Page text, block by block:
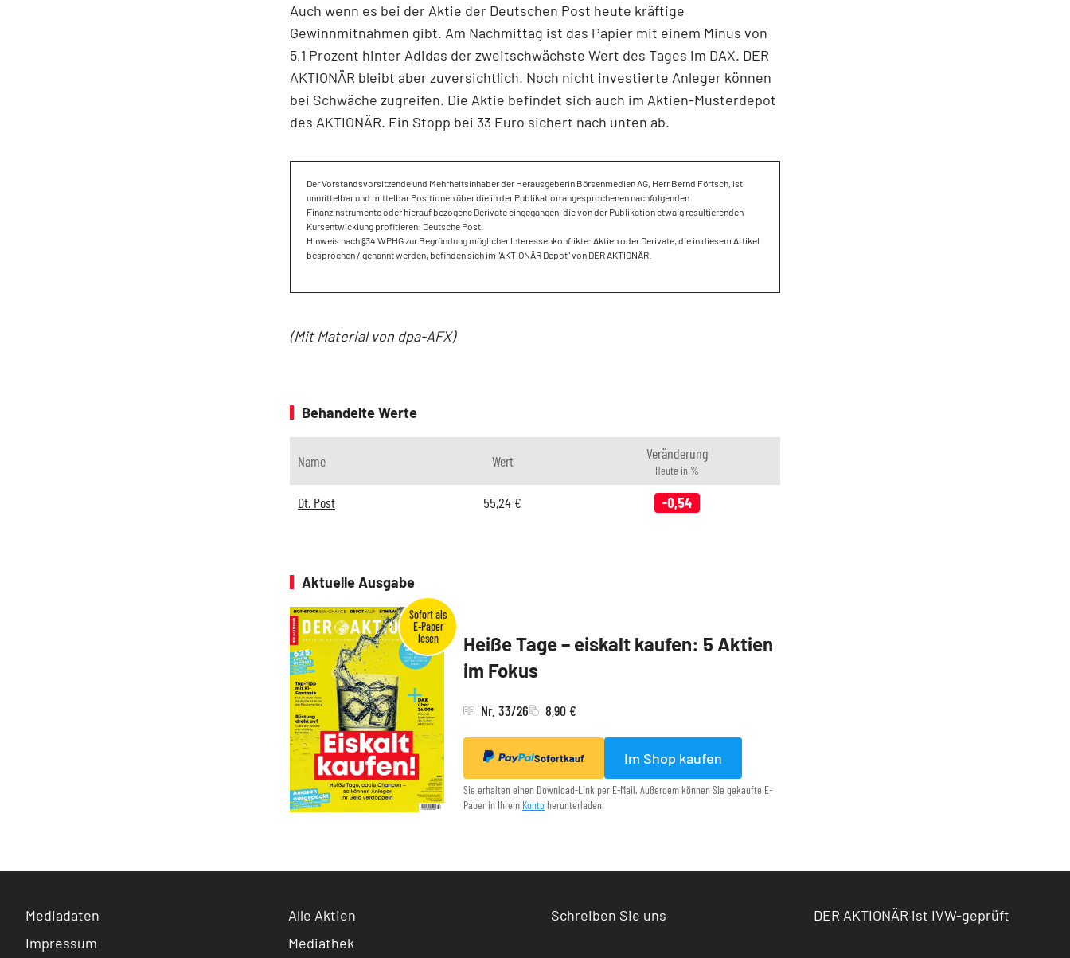
Auch wenn es bei der Aktie der Deutschen Post heute kräftige
Gewinnmitnahmen gibt. Am Nachmittag ist das Papier mit einem Minus von
5,1 Prozent hinter Adidas der zweitschwächste Wert des Tages im DAX. DER
AKTIONÄR bleibt aber zuversichtlich. Noch nicht investierte Anleger können
bei Schwäche zugreifen. Die Aktie befindet sich auch im Aktien-Musterdepot
des AKTIONÄR. Ein Stopp bei 33 Euro sichert nach unten ab.
Der Vorstandsvorsitzende und Mehrheitsinhaber der Herausgeberin Börsenmedien AG, Herr Bernd Förtsch, ist
unmittelbar und mittelbar Positionen über die in der Publikation angesprochenen nachfolgenden
Finanzinstrumente oder hierauf bezogene Derivate eingegangen, die von der Publikation etwaig resultierenden
Kursentwicklung profitieren: Deutsche Post.
Hinweis nach §34 WPHG zur Begründung möglicher Interessenkonflikte: Aktien oder Derivate, die in diesem Artikel
besprochen / genannt werden, befinden sich im "AKTIONÄR Depot" von DER AKTIONÄR.
(Mit Material von dpa-AFX)
Behandelte Werte
Name Wert Veränderung
Heute in %
Dt. Post 55,24 € -0,54
Aktuelle Ausgabe
Heiße Tage – eiskalt kaufen: 5 Aktien
im Fokus
Nr. 33/26 8,90 €
Sofortkauf Im Shop kaufen
Sie erhalten einen Download-Link per E-Mail. Außerdem können Sie gekaufte E-
Paper in Ihrem Konto herunterladen.
Mediadaten
Impressum
Alle Aktien
Mediathek
Schreiben Sie uns DER AKTIONÄR ist IVW-geprüft